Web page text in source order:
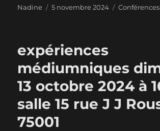
Auteur
Nadine
Publié
5 novembre 2024 Catégories
Conférences
expériences
médiumniques
13 octobre 2024 à
salle 15 rue J J
75001